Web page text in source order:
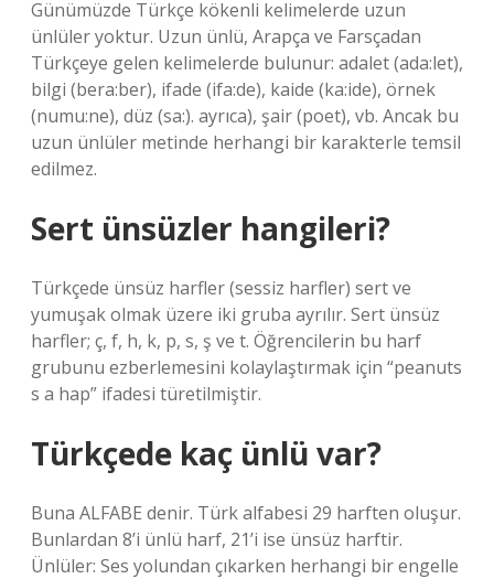
Günümüzde Türkçe kökenli kelimelerde uzun
ünlüler yoktur. Uzun ünlü, Arapça ve Farsçadan
Türkçeye gelen kelimelerde bulunur: adalet (ada:let),
bilgi (bera:ber), ifade (ifa:de), kaide (ka:ide), örnek
(numu:ne), düz (sa:). ayrıca), şair (poet), vb. Ancak bu
uzun ünlüler metinde herhangi bir karakterle temsil
edilmez.
Sert ünsüzler hangileri?
Türkçede ünsüz harfler (sessiz harfler) sert ve
yumuşak olmak üzere iki gruba ayrılır. Sert ünsüz
harfler; ç, f, h, k, p, s, ş ve t. Öğrencilerin bu harf
grubunu ezberlemesini kolaylaştırmak için “peanuts
s a hap” ifadesi türetilmiştir.
Türkçede kaç ünlü var?
Buna ALFABE denir. Türk alfabesi 29 harften oluşur.
Bunlardan 8’i ünlü harf, 21’i ise ünsüz harftir.
Ünlüler: Ses yolundan çıkarken herhangi bir engelle